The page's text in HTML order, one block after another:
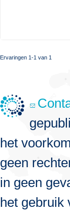
Ervaringen 1-1 van 1
het
geen
in geen
het gebruik